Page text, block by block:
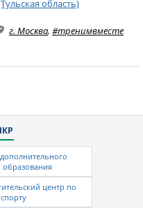
область)
г. Москва, #тренимвместе
центр по